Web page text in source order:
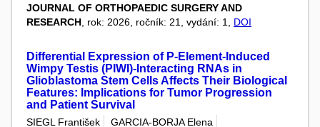
JOURNAL OF ORTHOPAEDIC SURGERY AND
RESEARCH , rok: 2026, ročník: 21, vydání: 1, DOI
Differential Expression of P-Element-Induced
Wimpy Testis (PIWI)-Interacting RNAs in
Glioblastoma Stem Cells Affects Their Biological
Features: Implications for Tumor Progression
and Patient Survival
SIEGL František
GARCIA-BORJA Elena